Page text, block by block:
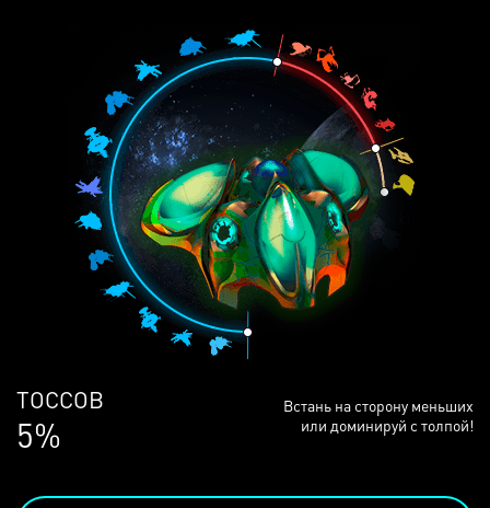
ЛЮДЕЙ
69%
Встань на сторону меньших
или доминируй с толпой!